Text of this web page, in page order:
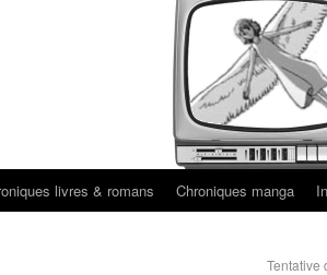
livres & romans Chroniques manga
Tentative